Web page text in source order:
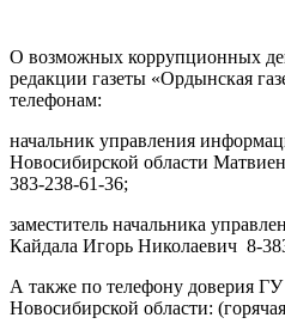
О возможных коррупционных
редакции газеты «Ордынская
телефонам:
начальник управления
Новосибирской области
383-238-61-36;
заместитель начальника
Кайдала Игорь Николаевич 8-
А также по телефону доверия
Новосибирской области: